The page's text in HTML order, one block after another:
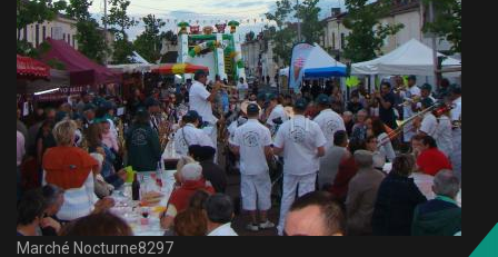
Marché Nocturne8297